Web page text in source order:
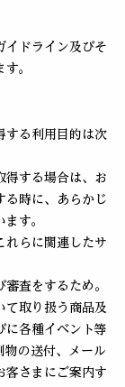
イドライン及びそ
。
する利用目的は次
得する場合は、お
る時に、あらかじ
す。
れらに関連したサ
審査をするため。
て取り扱う商品及
に各種イベント等
物の送付、メール
客さまにご案内す